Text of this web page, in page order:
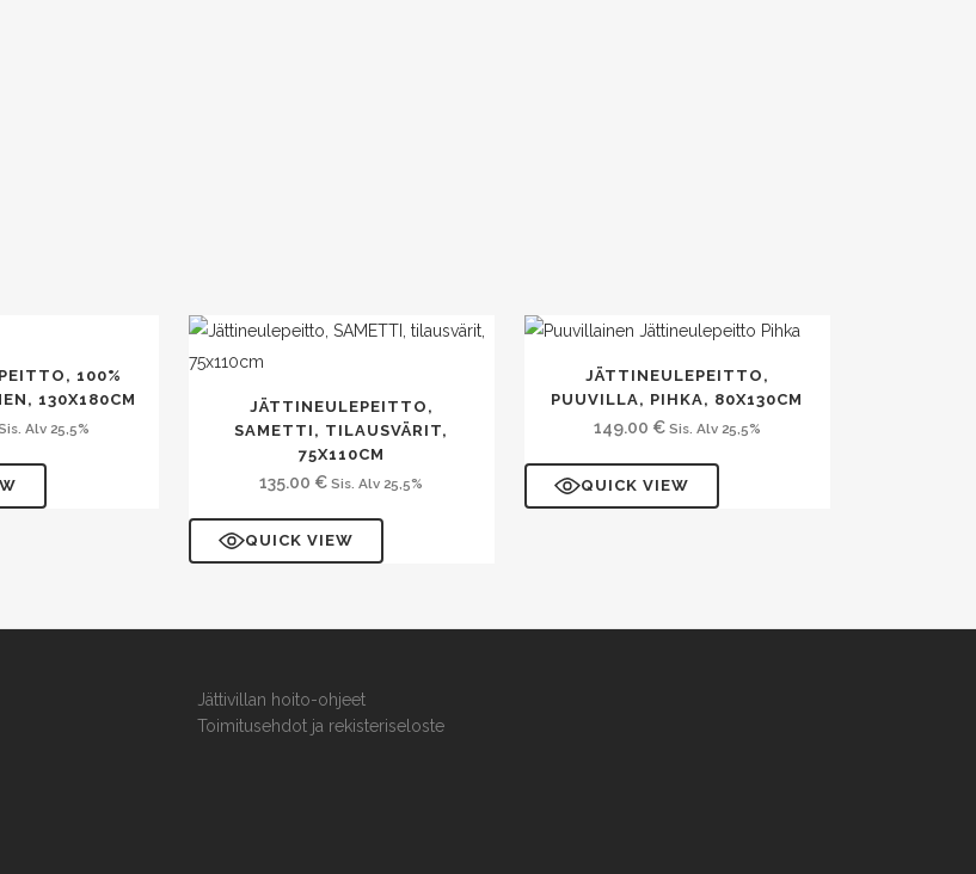
100%
130X180CM
Alv 25,5%
JÄTTINEULEPEITTO,
SAMETTI, TILAUSVÄRIT,
75X110CM
135.00 € Sis. Alv 25,5%
QUICK VIEW
JÄTTINEULEPEITTO,
PUUVILLA, PIHKA, 80X130CM
149.00 € Sis. Alv 25,5%
QUICK VIEW
Jättivillan hoito-ohjeet
Toimitusehdot ja rekisteriseloste